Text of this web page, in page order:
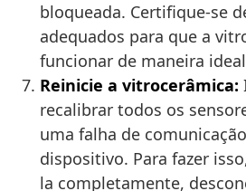
bloqueada. Certifique-se
adequados para que a
funcionar de maneira
Reinicie a vitrocerâmica:
recalibrar todos os
uma falha de
dispositivo. Para fazer
la completamente,